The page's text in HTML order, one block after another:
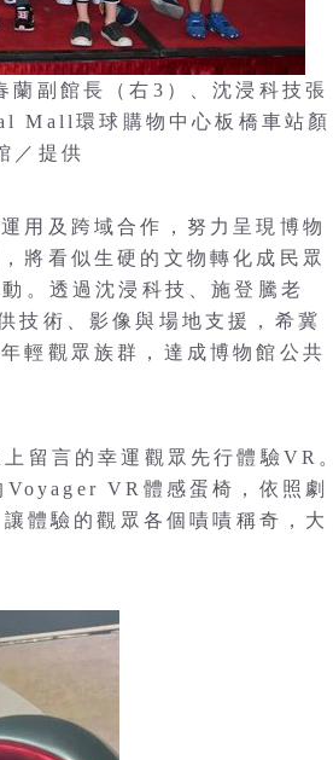
副館長（右3）、沈浸科技張
Mall環球購物中心板橋車站顏
／提供
用及跨域合作，努力呈現博物
將看似生硬的文物轉化成民眾
。透過沈浸科技、施登騰老
技術、影像與場地支援，希冀
輕觀眾族群，達成博物館公共
留言的幸運觀眾先行體驗VR。
VR體感蛋椅，依照劇
體驗的觀眾各個嘖嘖稱奇，大